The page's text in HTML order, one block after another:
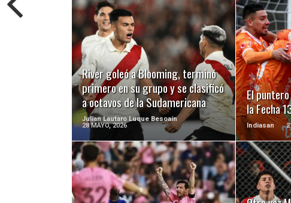
River goleó a Blooming, terminó
primero en su grupo y se clasificó
a octavos de la Sudamericana
Julian Lautaro Luque Besoaín
28 MAYO, 2026
LEER MÁS
El
la Fecha
Indiasan
LEER MÁS